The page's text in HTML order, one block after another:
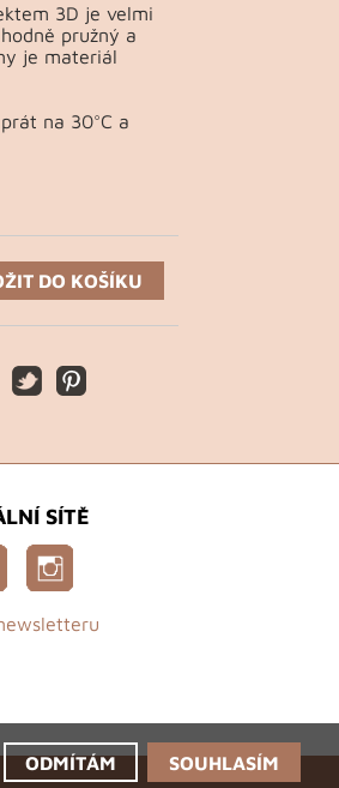
3D je velmi
pružný a
je materiál
na 30°C a
DO KOŠÍKU
SÍTĚ
ODMÍTÁM SOUHLASÍM